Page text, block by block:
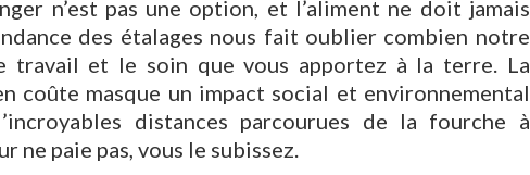
n’est pas une option, et l’aliment ne doit jamais
des étalages nous fait oublier combien notre
travail et le soin que vous apportez à la terre. La
coûte masque un impact social et environnemental
distances parcourues de la fourche à
ne paie pas, vous le subissez.